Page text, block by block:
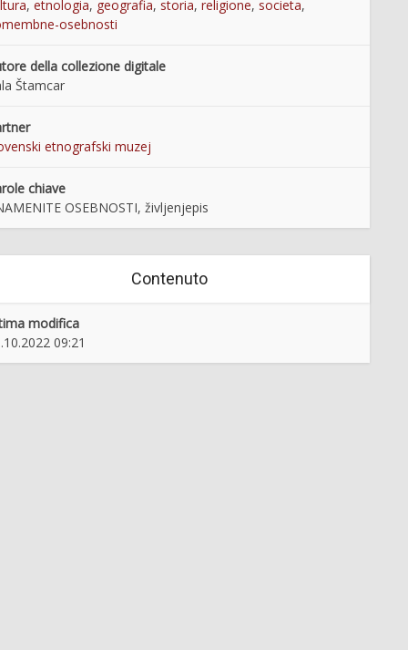
, etnologia, geografia, storia, religione, societa,
osebnosti
della collezione digitale
Štamcar
etnografski muzej
chiave
OSEBNOSTI, življenjepis
Contenuto
modifica
09:21